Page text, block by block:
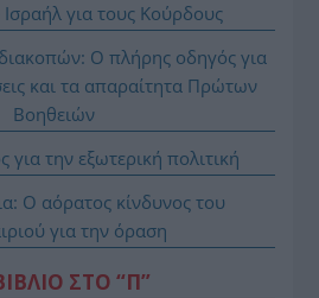
για τους Κούρδους
Ο πλήρης οδηγός για
και τα απαραίτητα Πρώτων
Βοηθειών
την εξωτερική πολιτική
Ο αόρατος κίνδυνος του
για την όραση
ΣΤΟ “Π”